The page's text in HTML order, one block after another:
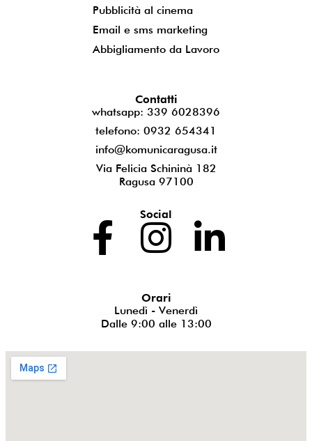
Pubblicità al cinema
Email e sms marketing
Abbigliamento da Lavoro
Contatti
whatsapp: 339 6028396
telefono: 0932 654341
info@komunicaragusa.it
Via Felicia Schininà 182
Ragusa 97100
Social
Orari
Lunedì - Venerdì
Dalle 9:00 alle 13:00